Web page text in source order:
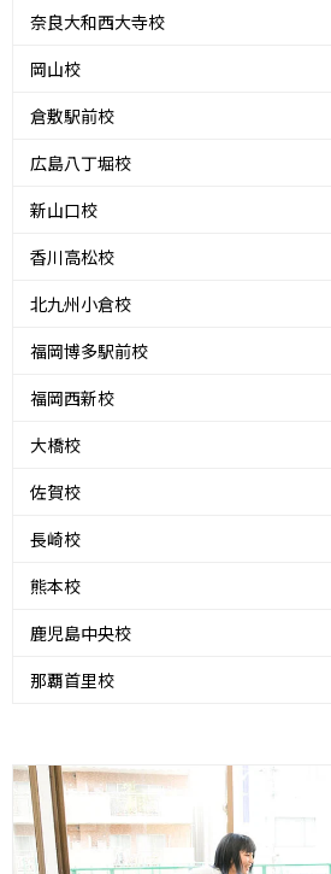
奈良大和西大寺校
岡山校
倉敷駅前校
広島八丁堀校
新山口校
香川高松校
北九州小倉校
福岡博多駅前校
福岡西新校
大橋校
佐賀校
長崎校
熊本校
鹿児島中央校
那覇首里校